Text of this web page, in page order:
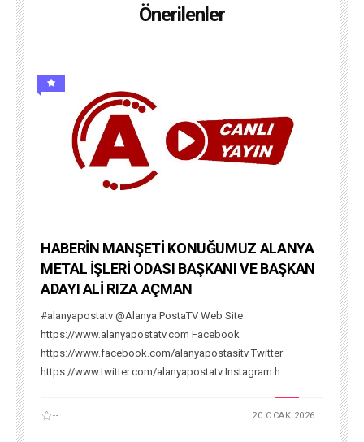
Önerilenler
HABERİN MANŞETİ KONUĞUMUZ ALANYA
METAL İŞLERİ ODASI BAŞKANI VE BAŞKAN
ADAYI ALİ RIZA AÇMAN
#alanyapostatv @Alanya PostaTV Web Site
https://www.alanyapostatv.com Facebook
https://www.facebook.com/alanyapostasitv Twitter
https://www.twitter.com/alanyapostatv Instagram h...
-- 20 OCAK 2026